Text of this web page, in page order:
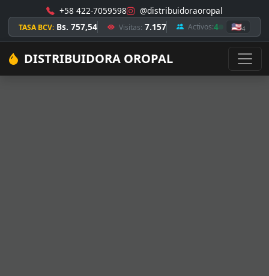
+58 422-7059598 @distribuidoraoropal
TASA BCV: Bs. 757,54 Visitas: 7.157 Activos:4 🇺🇸4
DISTRIBUIDORA OROPAL